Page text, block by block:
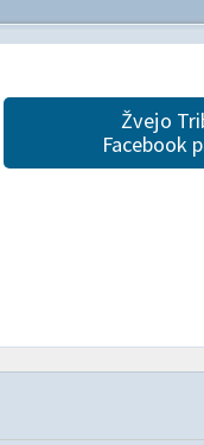
Žvejo
Facebook